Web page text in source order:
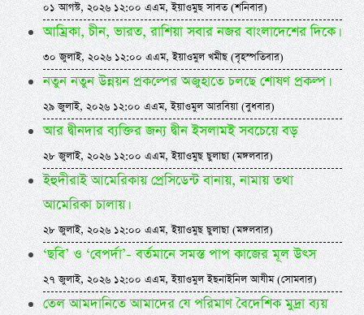
০১ আগস্ট, ২০২৬ ১২:০০ এএম, ইয়াওমুছ সাবত (শনিবার)
আম্রিকা, চীন, ভারত, রাশিয়া সবার নজর বাংলাদেশের দিকে।
৩০ জুলাই, ২০২৬ ১২:০০ এএম, ইয়াওমুল খমীছ (বৃহস্পতিবার)
নতুন নতুন উন্নয়ন প্রকল্পের অজুহাতে চলছে শোষণ প্রকল্প।
২৯ জুলাই, ২০২৬ ১২:০০ এএম, ইয়াওমুল আরবিয়া (বুধবার)
আর দ্বীনদার ব্যক্তির জন্য দ্বীন ইসলামই সবচেয়ে বড়
২৮ জুলাই, ২০২৬ ১২:০০ এএম, ইয়াওমুছ ছুলাছা (মঙ্গলবার)
ইহুদীরাই আমেরিকায় প্রেসিডেন্ট বানায়, নামায় তথা
আমেরিকা চালায়।
২৮ জুলাই, ২০২৬ ১২:০০ এএম, ইয়াওমুছ ছুলাছা (মঙ্গলবার)
‘ছবি’ ও ‘বেপর্দা’- বর্তমানে সমস্ত পাপ কাজের মূল উৎস
২৭ জুলাই, ২০২৬ ১২:০০ এএম, ইয়াওমুল ইছনাইনিল আযীম (সোমবার)
তেল আমদানিতে আমাদের যে পরিমাণ বৈদেশিক মুদ্রা ব্যয়